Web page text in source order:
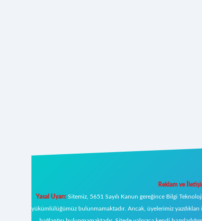
Reklam ve
Yasal Uyarı:Sitemiz, 5651 Sayılı Kanun gereğince Bilgi
yükümlülüğümüz bulunmamaktadır. Ancak, üyelerimiz